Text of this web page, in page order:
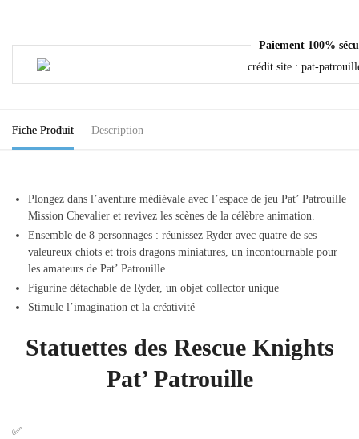
Paiement 100%
Fiche Produit Description
Plongez dans l’aventure médiévale avec l’espace de jeu Pat’ Patrouille
Mission Chevalier et revivez les scènes de la célèbre animation.
Ensemble de 8 personnages : réunissez Ryder avec quatre de ses
valeureux chiots et trois dragons miniatures, un incontournable pour
les amateurs de Pat’ Patrouille.
Figurine détachable de Ryder, un objet collector unique
Stimule l’imagination et la créativité
Statuettes des Rescue Knights
Pat’ Patrouille
✅